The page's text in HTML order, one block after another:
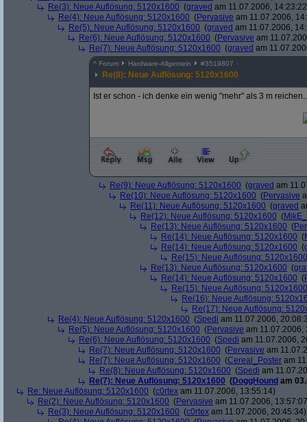
Re(3): Neue Auflösung: 5120x1600 (graved am 11.07.2006,
Re(4): Neue Auflösung: 5120x1600 (Pervasive am 11.07.2006,
Re(5): Neue Auflösung: 5120x1600 (graved am 11.07.2006,
Re(6): Neue Auflösung: 5120x1600 (Pervasive am
Re(7): Neue Auflösung: 5120x1600 (graved am
^ Forum Hardware-Allgemein #3519807
Re(8): Neue Auflösung: 5120x1600
Ist er schon - ich denke ein wenig "mehr" als 3 m
Re(9): Neue Auflösung: 5120x1600 (graved am
Re(10): Neue Auflösung: 5120x1600 (Pervasive
Re(11): Neue Auflösung: 5120x1600 (graved
Re(12): Neue Auflösung: 5120x1600 (MikE_
Re(13): Neue Auflösung: 5120x1600 (
Re(14): Neue Auflösung: 5120x1600 (
Re(14): Neue Auflösung: 5120x1600 (
Re(15): Neue Auflösung: 5120x1600
Re(13): Neue Auflösung: 5120x1600 (
Re(14): Neue Auflösung: 5120x1600 (
Re(15): Neue Auflösung: 5120x1600
Re(16): Neue Auflösung:
Re(17): Neue Auflösung:
Re(4): Neue Auflösung: 5120x1600 (Spedi am 11.07.2006,
Re(5): Neue Auflösung: 5120x1600 (Pervasive am 11.07.2006,
Re(6): Neue Auflösung: 5120x1600 (Spedi am 11.07.2006,
Re(7): Neue Auflösung: 5120x1600 (Pervasive am
Re(7): Neue Auflösung: 5120x1600 (Cereal_Poster am
Re(8): Neue Auflösung: 5120x1600 (Spedi am
Re(7): Neue Auflösung: 5120x1600 (DoggHound am
Re: Neue Auflösung: 5120x1600 (c0rtex am 11.07.2006, 13:55:14)
Re(2): Neue Auflösung: 5120x1600 (Pervasive am 11.07.2006,
Re(3): Neue Auflösung: 5120x1600 (c0rtex am 11.07.2006, 20:45:34)